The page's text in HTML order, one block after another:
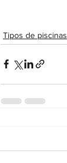
Tipos de piscinas